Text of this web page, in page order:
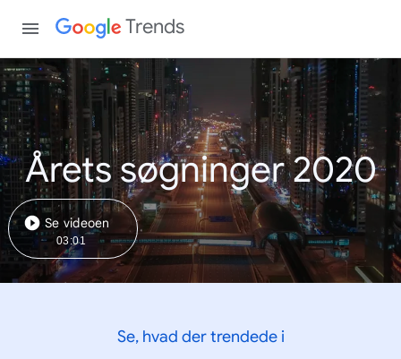
Trends
Årets søgninger 2020
Se videoen
03:01
Se, hvad der trendede i